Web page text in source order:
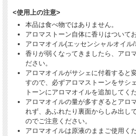
<使用上の注意>
本品は食べ物ではありません。
アロマストーン自体に香りはついて
アロマオイル(エッセンシャルオイル/
香りが弱くなってきましたら、アロ
ださい。
アロマオイルがサシェに付着すると
すので、必ずアロマストーンをサシ
トーンにアロマオイルを追加してく
アロマオイルの量が多すぎるとアロ
れず、あふれたり裏面からしみ出し
のでご注意ください。
アロマオイルは原液のままご使用くだ